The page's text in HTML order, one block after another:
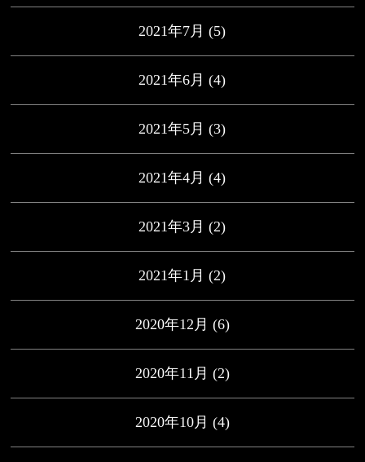
2021年7月 (5)
2021年6月 (4)
2021年5月 (3)
2021年4月 (4)
2021年3月 (2)
2021年1月 (2)
2020年12月 (6)
2020年11月 (2)
2020年10月 (4)